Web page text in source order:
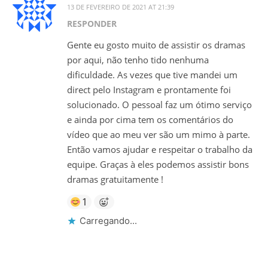
13 DE FEVEREIRO DE 2021 AT 21:39
RESPONDER
Gente eu gosto muito de assistir os dramas
por aqui, não tenho tido nenhuma
dificuldade. As vezes que tive mandei um
direct pelo Instagram e prontamente foi
solucionado. O pessoal faz um ótimo serviço
e ainda por cima tem os comentários do
vídeo que ao meu ver são um mimo à parte.
Então vamos ajudar e respeitar o trabalho da
equipe. Graças à eles podemos assistir bons
dramas gratuitamente !
1
Carregando...